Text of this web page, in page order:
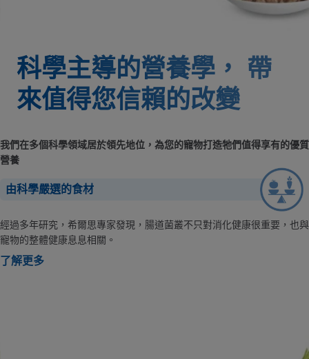
科學主導的營養學， 帶
來值得您信賴的改變
我們在多個科學領域居於領先地位，為您的寵物打造牠們值得享有的優質
營養
由科學嚴選的食材
經過多年研究，希爾思專家發現，腸道菌叢不只對消化健康很重要，也與
寵物的整體健康息息相關。
了解更多